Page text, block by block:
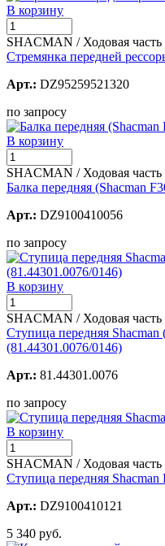
В корзину
SHACMAN / Ходовая часть
Стремянка передней
Арт.: DZ95259521320
по запросу
В корзину
SHACMAN / Ходовая часть
Балка передняя (Shacman
Арт.: DZ9100410056
по запросу
В корзину
SHACMAN / Ходовая часть
Ступица передняя Shacman
(81.44301.0076/0146)
Арт.: 81.44301.0076
по запросу
В корзину
SHACMAN / Ходовая часть
Ступица передняя Shacman
Арт.: DZ9100410121
5 340 руб.